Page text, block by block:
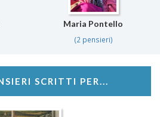
Maria Pontello
(2 pensieri)
SCRITTI PER...